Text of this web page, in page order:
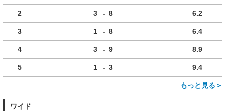
2 3 - 8 6.2
3 1 - 8 6.4
4 3 - 9 8.9
5 1 - 3 9.4
もっと見る＞
ワイド